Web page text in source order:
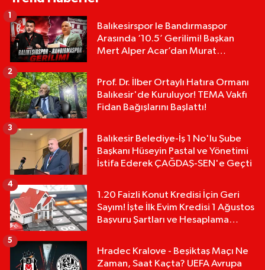
Balıkesirspor le Bandırmaspor
Arasında ‘10.5’ Gerilimi! Başkan
Mert Alper Acar’dan Murat
1
Prof. Dr. İlber Ortaylı Hatıra Ormanı
Balıkesir'de Kuruluyor! TEMA Vakfı
Fidan Bağışlarını Başlattı!
2
Balıkesir Belediye-İş 1 No'lu Şube
Başkanı Hüseyin Pastal ve Yönetimi
İstifa Ederek ÇAĞDAŞ-SEN'e Geçti
3
1.20 Faizli Konut Kredisi İçin Geri
Sayım! İşte İlk Evim Kredisi 1 Ağustos
Başvuru Şartları ve Hesaplama
4
Hradec Kralove - Beşiktaş Maçı Ne
Zaman, Saat Kaçta? UEFA Avrupa
5